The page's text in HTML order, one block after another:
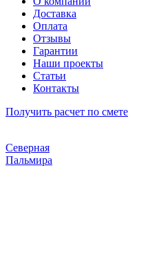
Доставка
Оплата
Отзывы
Гарантии
Наши проекты
Статьи
Контакты
Получить расчет по смете
Северная
Пальмира